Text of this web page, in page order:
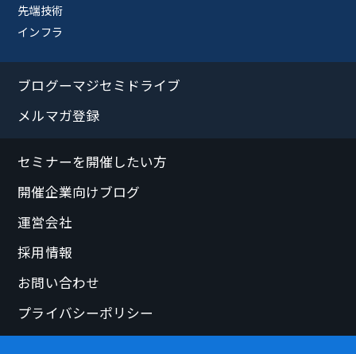
先端技術
インフラ
ブログーマジセミドライブ
メルマガ登録
セミナーを開催したい方
開催企業向けブログ
運営会社
採用情報
お問い合わせ
プライバシーポリシー